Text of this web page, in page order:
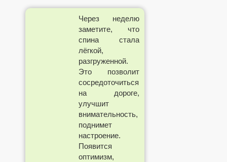
Через неделю
заметите, что
спина стала
лёгкой,
разгруженной.
Это позволит
сосредоточиться
на дороге,
улучшит
внимательность,
поднимет
настроение.
Появится
оптимизм,